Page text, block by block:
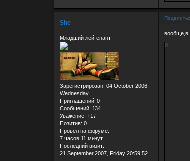
She
Младший лейтенант
Зарегистрирован: 04 October 2006,
Wednesday
Приглашений: 0
Сообщений: 134
Уважение: +17
Позитив: 0
Провел на форуме:
7 часов 11 минут
Последний визит:
21 September 2007, Friday 20:59:52
вообще,в
0